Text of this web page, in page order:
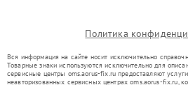
Политика
Вся информация на сайте носит исключительно
Товарные знаки используются исключительно для
сервисные центры oms.aorus-fix.ru предоставляют
неавторизованных сервисных центрах oms.aorus-fix.ru,